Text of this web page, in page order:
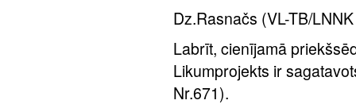
Dz.Rasnačs (VL-TB/
Labrīt, cienījamā
Likumprojekts ir
Nr.671).